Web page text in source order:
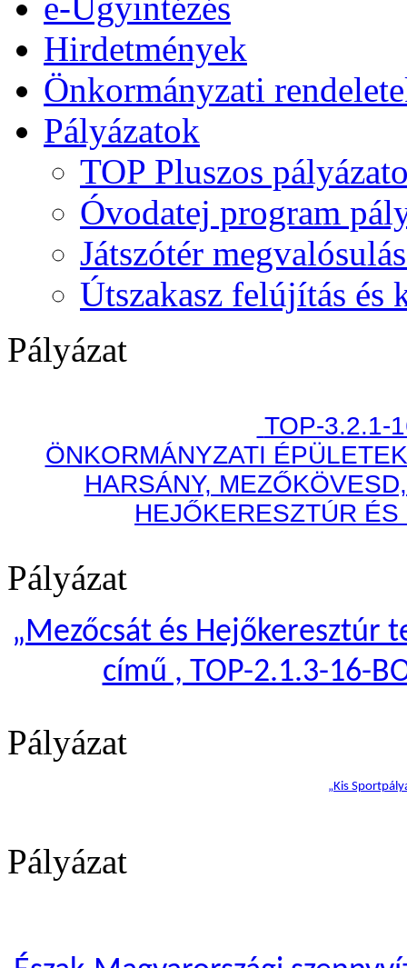
Hirdetmények
Önkormányzati
Pályázatok
TOP Pluszos
Óvodatej program
Játszótér
Útszakasz felújítás és
Pályázat
TOP-3.2.1-
ÖNKORMÁNYZATI
HARSÁNY,
HEJŐKERESZTÚR
Pályázat
„Mezőcsát és Hejőkeresztúr
című , TOP-2.1.3-16-
Pályázat
„Kis
Pályázat